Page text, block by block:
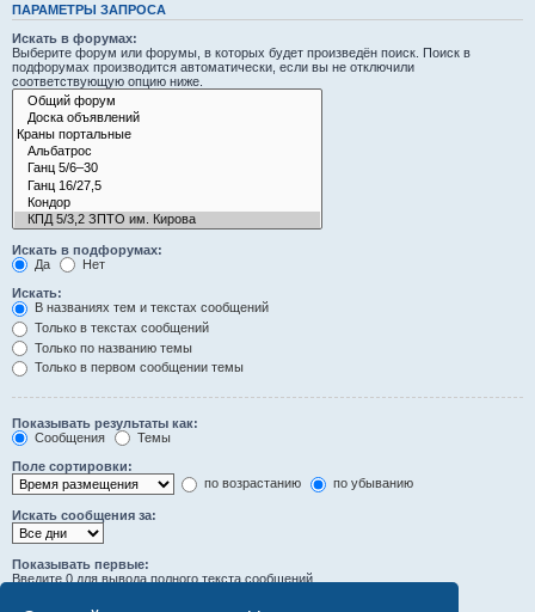
ПАРАМЕТРЫ ЗАПРОСА
Искать в форумах:
Выберите форум или форумы, в которых будет произведён поиск. Поиск в
подфорумах производится автоматически, если вы не отключили
соответствующую опцию ниже.
Искать в подфорумах:
Да
Нет
Искать:
В названиях тем и текстах сообщений
Только в текстах сообщений
Только по названию темы
Только в первом сообщении темы
Показывать результаты как:
Сообщения
Темы
Поле сортировки:
по возрастанию
по убыванию
Искать сообщения за:
Показывать первые:
Введите 0 для вывода полного текста сообщений.